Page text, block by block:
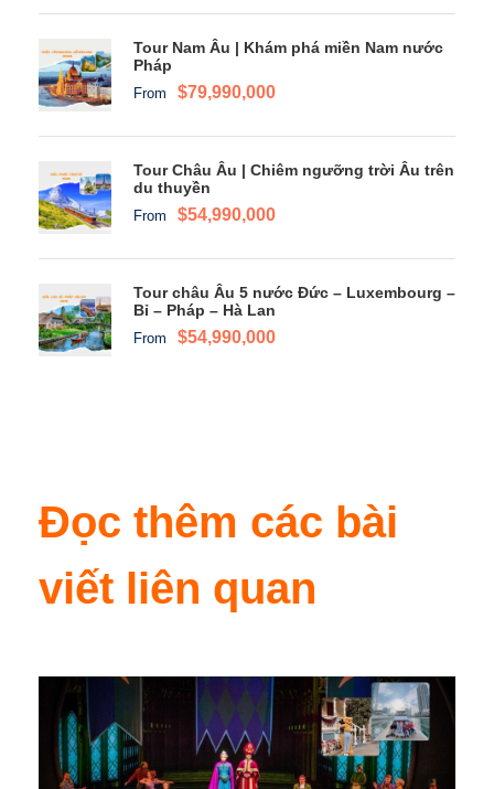
Tour Nam Âu | Khám phá miền Nam nước
Pháp
From $79,990,000
Tour Châu Âu | Chiêm ngưỡng trời Âu trên
du thuyền
From $54,990,000
Tour châu Âu 5 nước Đức – Luxembourg –
Bỉ – Pháp – Hà Lan
From $54,990,000
Đọc thêm các bài
viết liên quan